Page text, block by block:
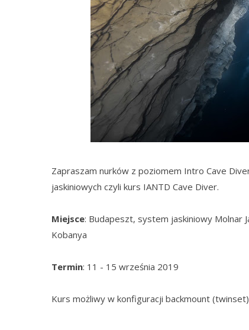
Zapraszam nurków z poziomem Intro Cave
jaskiniowych czyli kurs IANTD Cave Diver.
Miejsce: Budapeszt, system jaskiniowy Molnar
Kobanya
Termin: 11 - 15 września 2019
Kurs możliwy w konfiguracji backmount